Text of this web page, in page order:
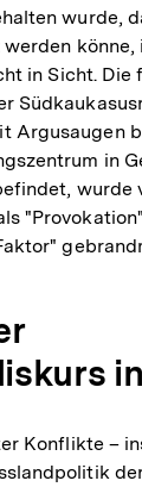
wurde,
in Sicht. Die
Argusaugen
in
wurde
Konflikte –